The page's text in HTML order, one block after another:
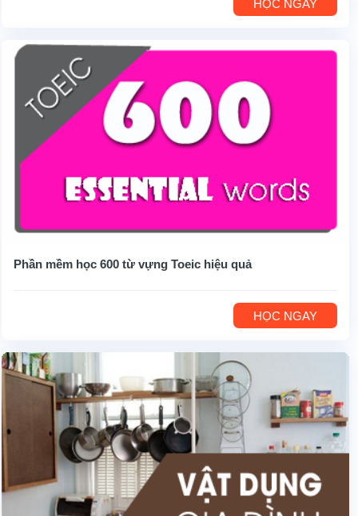
HỌC NGAY
Phần mềm học 600 từ vựng Toeic hiệu quả
HỌC NGAY